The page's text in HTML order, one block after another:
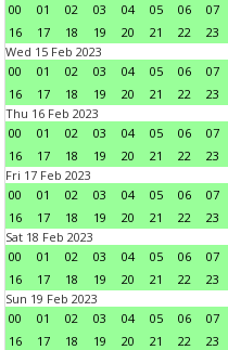
00
01 02 03 04 05 06 07
16
17 18 19 20 21 22
23
Wed 15 Feb 2023
00
01 02 03 04 05 06 07
16
17 18 19 20 21 22
23
Thu 16 Feb 2023
00
01 02 03 04 05 06 07
16
17 18 19 20 21 22
23
Fri 17 Feb 2023
00
01 02 03 04 05 06 07
16
17 18 19 20 21 22
23
Sat 18 Feb 2023
00
01 02 03 04 05 06 07
16
17 18 19 20 21 22
23
Sun 19 Feb 2023
00
01 02 03 04 05 06 07
16
17 18 19 20 21 22
23